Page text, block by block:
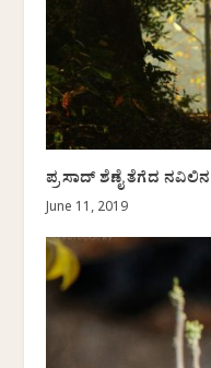
ಪ್ರಸಾದ್ ಶೆಣೈ ತೆಗೆದ ನವಿಲಿನ
June 11, 2019